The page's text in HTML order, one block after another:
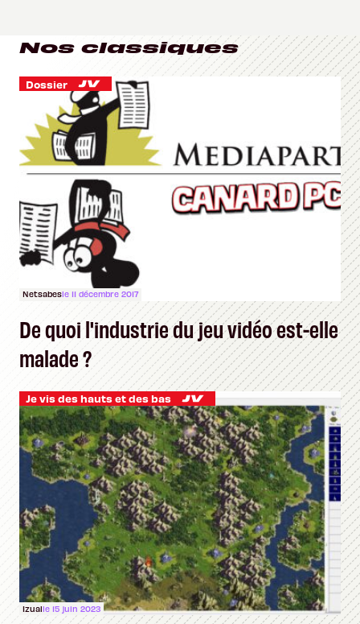
Nos classiques
Dossier
Netsabesle 11 décembre 2017
De quoi l'industrie du jeu vidéo est-elle
malade ?
Je vis des hauts et des bas
Izualle 15 juin 2023